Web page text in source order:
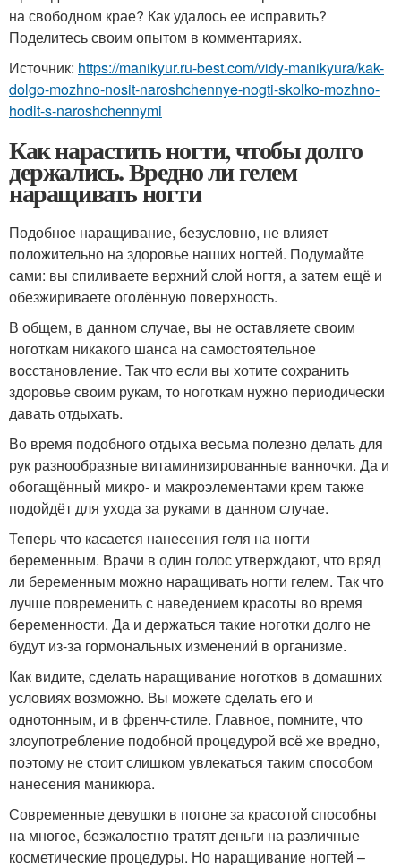
на свободном крае? Как удалось ее исправить?
Поделитесь своим опытом в комментариях.
Источник: https://manikyur.ru-best.com/vidy-manikyura/kak-
dolgo-mozhno-nosit-naroshchennye-nogti-skolko-mozhno-
hodit-s-naroshchennymi
Как нарастить ногти, чтобы долго
держались. Вредно ли гелем
наращивать ногти
Подобное наращивание, безусловно, не влияет
положительно на здоровье наших ногтей. Подумайте
сами: вы спиливаете верхний слой ногтя, а затем ещё и
обезжириваете оголённую поверхность.
В общем, в данном случае, вы не оставляете своим
ноготкам никакого шанса на самостоятельное
восстановление. Так что если вы хотите сохранить
здоровье своим рукам, то ноготкам нужно периодически
давать отдыхать.
Во время подобного отдыха весьма полезно делать для
рук разнообразные витаминизированные ванночки. Да и
обогащённый микро- и макроэлементами крем также
подойдёт для ухода за руками в данном случае.
Теперь что касается нанесения геля на ногти
беременным. Врачи в один голос утверждают, что вряд
ли беременным можно наращивать ногти гелем. Так что
лучше повременить с наведением красоты во время
беременности. Да и держаться такие ноготки долго не
будут из-за гормональных изменений в организме.
Как видите, сделать наращивание ноготков в домашних
условиях возможно. Вы можете сделать его и
однотонным, и в френч-стиле. Главное, помните, что
злоупотребление подобной процедурой всё же вредно,
поэтому не стоит слишком увлекаться таким способом
нанесения маникюра.
Современные девушки в погоне за красотой способны
на многое, безжалостно тратят деньги на различные
косметические процедуры. Но наращивание ногтей –